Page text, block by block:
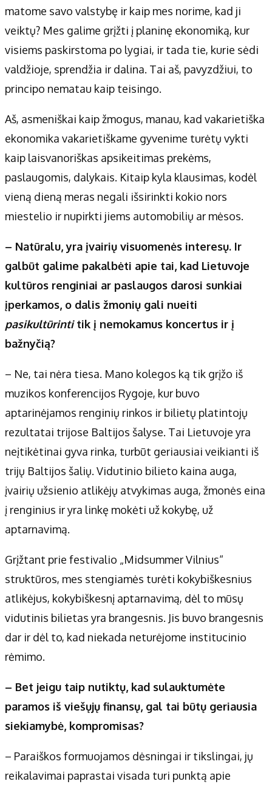
matome savo valstybę ir kaip mes norime, kad ji
veiktų? Mes galime grįžti į planinę ekonomiką, kur
visiems paskirstoma po lygiai, ir tada tie, kurie sėdi
valdžioje, sprendžia ir dalina. Tai aš, pavyzdžiui, to
principo nematau kaip teisingo.
Aš, asmeniškai kaip žmogus, manau, kad vakarietiška
ekonomika vakarietiškame gyvenime turėtų vykti
kaip laisvanoriškas apsikeitimas prekėms,
paslaugomis, dalykais. Kitaip kyla klausimas, kodėl
vieną dieną meras negali išsirinkti kokio nors
miestelio ir nupirkti jiems automobilių ar mėsos.
– Natūralu, yra įvairių visuomenės interesų. Ir
galbūt galime pakalbėti apie tai, kad Lietuvoje
kultūros renginiai ar paslaugos darosi sunkiai
įperkamos, o dalis žmonių gali nueiti
pasikultūrintitik į nemokamus koncertus ir į
bažnyčią?
– Ne, tai nėra tiesa. Mano kolegos ką tik grįžo iš
muzikos konferencijos Rygoje, kur buvo
aptarinėjamos renginių rinkos ir bilietų platintojų
rezultatai trijose Baltijos šalyse. Tai Lietuvoje yra
neįtikėtinai gyva rinka, turbūt geriausiai veikianti iš
trijų Baltijos šalių. Vidutinio bilieto kaina auga,
įvairių užsienio atlikėjų atvykimas auga, žmonės eina
į renginius ir yra linkę mokėti už kokybę, už
aptarnavimą.
Grįžtant prie festivalio „Midsummer Vilnius“
struktūros, mes stengiamės turėti kokybiškesnius
atlikėjus, kokybiškesnį aptarnavimą, dėl to mūsų
vidutinis bilietas yra brangesnis. Jis buvo brangesnis
dar ir dėl to, kad niekada neturėjome institucinio
rėmimo.
– Bet jeigu taip nutiktų, kad sulauktumėte
paramos iš viešųjų finansų, gal tai būtų geriausia
siekiamybė, kompromisas?
– Paraiškos formuojamos dėsningai ir tikslingai, jų
reikalavimai paprastai visada turi punktą apie